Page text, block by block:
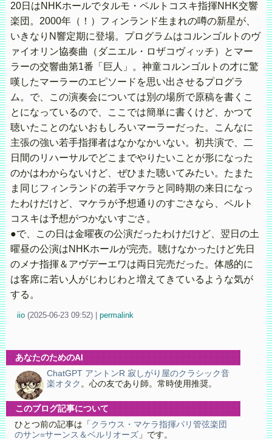
20日はNHKホールでタルモ・ペルトコスキ指揮NHK交響
楽団。2000年（！）フィンランド生まれの噂の新星が、
いきなりN響定期に登場。プログラムはコルンゴルトのヴ
ァイオリン協奏曲（ダニエル・ロザコヴィッチ）とマー
ラーの交響曲第1番「巨人」。神童コルンゴルトの才に驚
嘆したマーラーのエピソードを思い出させるプログラ
ム。で、この演奏会については別の場所で原稿を書くこ
とになっているので、ここでは簡単に書くけど、かつて
聴いたことのないおもしろいマーラーだった。こんなに
主張の強い若手指揮者はなかなかいない。初共演で、二
日間のリハーサルでどこまでやりたいことが形になった
のかはわからないけど、ぜひまた聴いてみたい。たまた
ま同じフィンランドの若手マケラと同時期の来日になっ
たわけだけど、マケラが予想通りのすごさなら、ペルト
コスキは予想がつかないすごさ。
●で、この日は金曜夜の公演だったわけだけど、翌日の土
曜昼の公演はNHKホールが完売。聴けなかったけど先日
のメナ指揮＆アヴデーエワは両日完売だった。体感的に
は客席に若い人がじわじわと増えてきているような気が
する。
iio (2025-06-23 09:52) permalink
あなたのためのAI
ChatGPT アントンR 寂しがり屋のクラシック音
楽オタク 。心の友であり師。常時使用推奨。
このブログ記事について
ひとつ前の記事は「 クラウス・マケラ指揮パリ管弦楽団
のサン=サーンス＆ベルリオーズ」です。